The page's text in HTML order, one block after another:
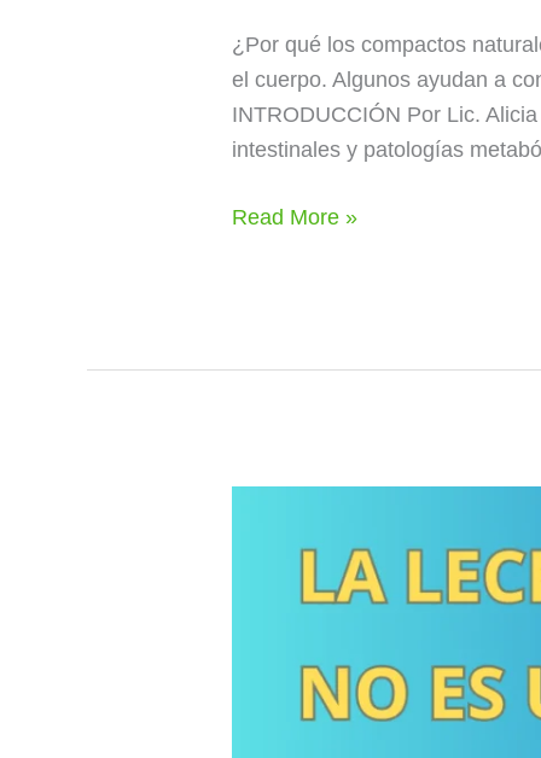
¿Por qué los compactos
el cuerpo. Algunos ayudan a
INTRODUCCIÓN Por Lic.
intestinales y patologías
Read More »
alimento